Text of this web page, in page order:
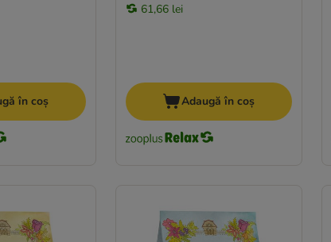
în coș
61,66 lei
Adaugă în coș